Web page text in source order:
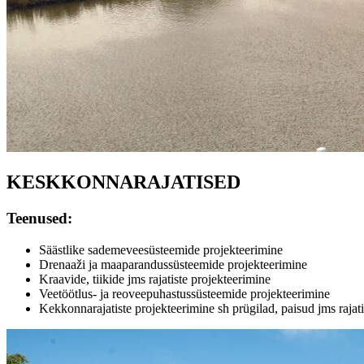
KESKKONNARAJATISED
Teenused:
Säästlike sademeveesüsteemide projekteerimine
Drenaaži ja maaparandussüsteemide projekteerimine
Kraavide, tiikide jms rajatiste projekteerimine
Veetöötlus- ja reoveepuhastussüsteemide projekteerimine
Kekkonnarajatiste projekteerimine sh prügilad, paisud jms